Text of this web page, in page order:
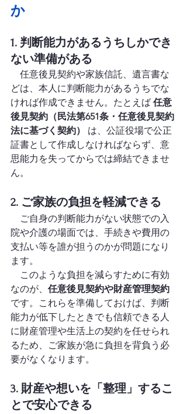
か
1. 判断能力があるうちしかでき
ない準備がある
任意後見契約や家族信託、遺言書な
どは、本人に判断能力があるうちでな
ければ作成できません。たとえば 任意
後見契約（民法第651条・任意後見契約
法に基づく契約）
は、公証役場で公正
証書として作成しなければならず、意
思能力を失ってからでは締結できませ
ん。
2. ご家族の負担を軽減できる
ご自身の判断能力がない状態での入
院や介護の場面では、手続きや費用の
支払い等を誰が担うのかが問題になり
ます。
このような負担を減らすために有効
なのが、 任意後見契約や財産管理契約
です。これらを準備しておけば、判断
能力が低下したときでも信頼できる人
に財産管理や生活上の契約を任せられ
るため、ご家族が急に負担を背負う必
要がなくなります。
3. 財産や想いを「整理」するこ
とで安心できる